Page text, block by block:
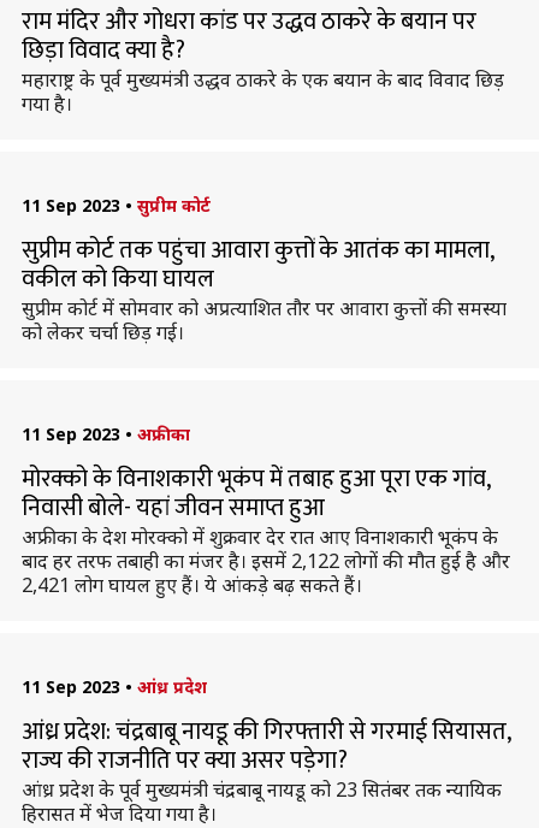
राम मंदिर और गोधरा कांड पर उद्धव ठाकरे के बयान पर
छिड़ा विवाद क्या है?
महाराष्ट्र के पूर्व मुख्यमंत्री उद्धव ठाकरे के एक बयान के बाद विवाद छिड़
गया है।
11 Sep 2023 • सुप्रीम कोर्ट
सुप्रीम कोर्ट तक पहुंचा आवारा कुत्तों के आतंक का मामला,
वकील को किया घायल
सुप्रीम कोर्ट में सोमवार को अप्रत्याशित तौर पर आवारा कुत्तों की समस्या
को लेकर चर्चा छिड़ गई।
11 Sep 2023 • अफ्रीका
मोरक्को के विनाशकारी भूकंप में तबाह हुआ पूरा एक गांव,
निवासी बोले- यहां जीवन समाप्त हुआ
अफ्रीका के देश मोरक्को में शुक्रवार देर रात आए विनाशकारी भूकंप के
बाद हर तरफ तबाही का मंजर है। इसमें 2,122 लोगों की मौत हुई है और
2,421 लोग घायल हुए हैं। ये आंकड़े बढ़ सकते हैं।
11 Sep 2023 • आंध्र प्रदेश
आंध्र प्रदेश: चंद्रबाबू नायडू की गिरफ्तारी से गरमाई सियासत,
राज्य की राजनीति पर क्या असर पड़ेगा?
आंध्र प्रदेश के पूर्व मुख्यमंत्री चंद्रबाबू नायडू को 23 सितंबर तक न्यायिक
हिरासत में भेज दिया गया है।